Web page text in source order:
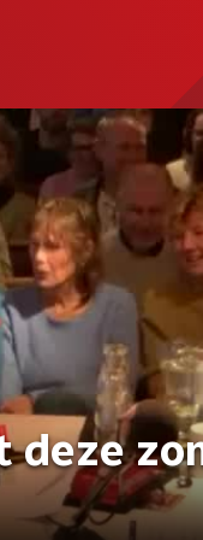
deze